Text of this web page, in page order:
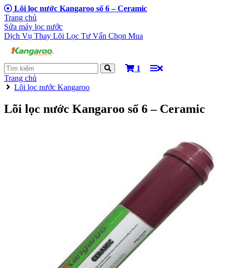
Lõi lọc nước Kangaroo số 6 – Ceramic
Trang chủ
Sửa máy lọc nước
Dịch Vụ Thay Lõi Lọc Tư Vấn Chọn Mua
1
Trang chủ
Lõi lọc nước Kangaroo
Lõi lọc nước Kangaroo số 6 – Ceramic